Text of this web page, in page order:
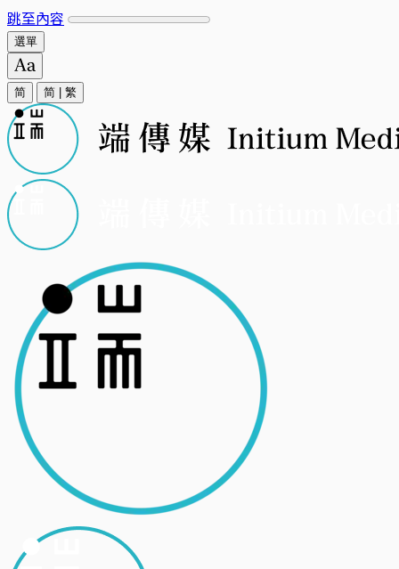
跳至內容
選單
简 简 繁